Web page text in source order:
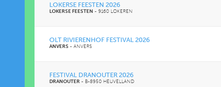
LOKERSE FEESTEN 2026
LOKERSE FEESTEN - 9160 LOKEREN
OLT RIVIERENHOF FESTIVAL 2026
ANVERS - ANVERS
FESTIVAL DRANOUTER 2026
DRANOUTER - B-8950 HEUVELLAND